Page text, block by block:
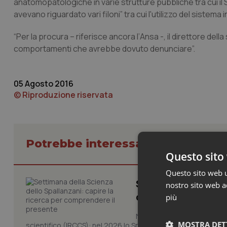
avevano riguardato vari filoni” tra cui l'utilizzo del sistema
“Per la procura – riferisce ancora l’Ansa -, il direttore
comportamenti che avrebbe dovuto denunciare”.
05 Agosto 2016
© Riproduzione riservata
Potrebbe interessarti in Liguria
Settimana della
comprendere il
Novant'anni dalla
Questo
Questo sito web
nostro sito web
più
MOSTRA